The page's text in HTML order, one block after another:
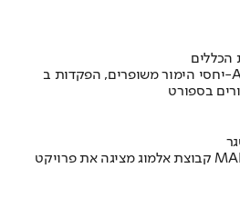
בספורט
קבוצת אלמוג מציגה את פרויקט MALA: מגדלי הפרימיום האחרונים